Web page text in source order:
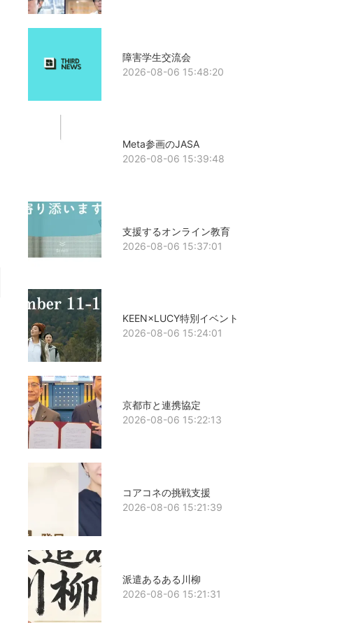
障害学生交流会
2026-08-06 15:48:20
Meta参画のJASA
2026-08-06 15:39:48
支援するオンライン教育
2026-08-06 15:37:01
KEEN×LUCY特別イベント
2026-08-06 15:24:01
京都市と連携協定
2026-08-06 15:22:13
コアコネの挑戦支援
2026-08-06 15:21:39
派遣あるある川柳
2026-08-06 15:21:31